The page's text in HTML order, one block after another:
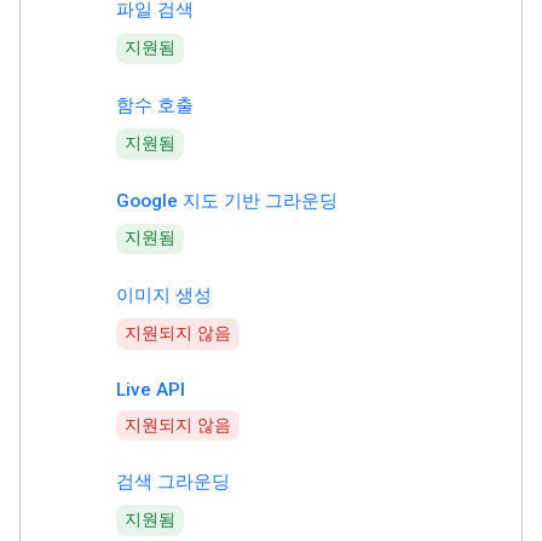
파일 검색
지원됨
함수 호출
지원됨
Google 지도 기반 그라운딩
지원됨
이미지 생성
지원되지 않음
Live API
지원되지 않음
검색 그라운딩
지원됨